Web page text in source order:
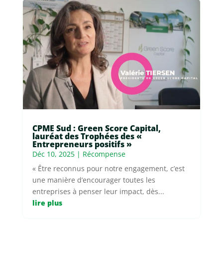
CPME Sud : Green Score Capital,
lauréat des Trophées des «
Entrepreneurs positifs »
Déc 10, 2025| Récompense
« Être reconnus pour notre engagement, c’est
une manière d’encourager toutes les
entreprises à penser leur impact, dès...
lire plus